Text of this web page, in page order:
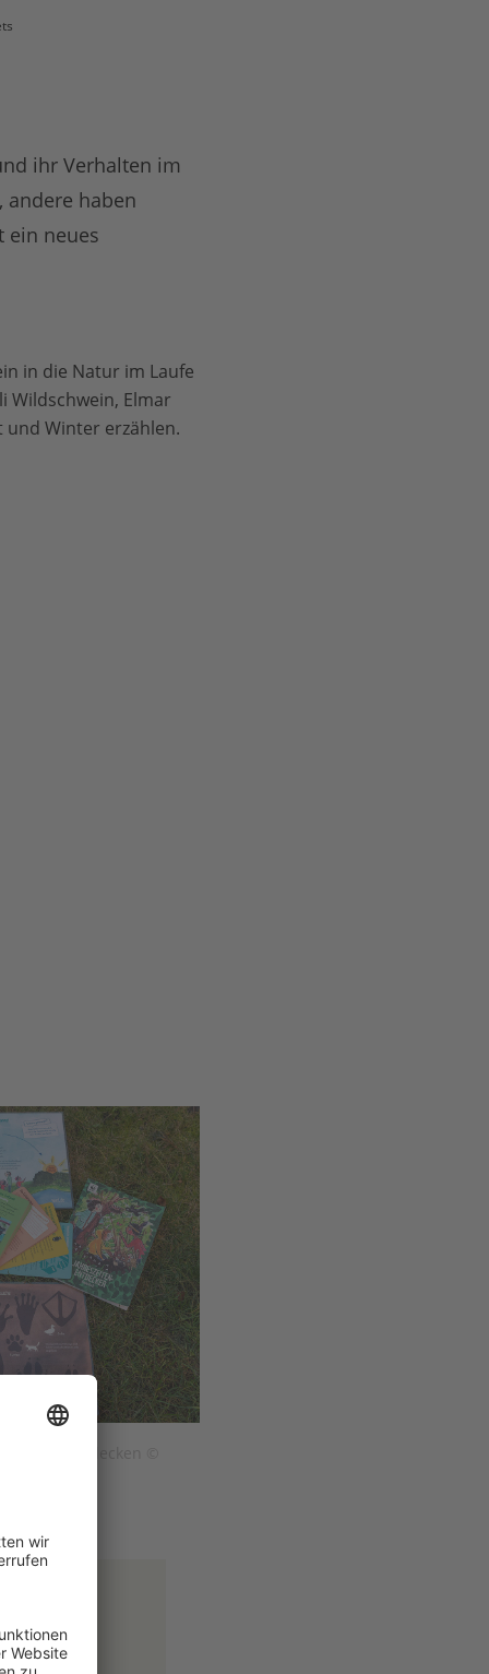
ihr Verhalten im
andere haben
ein neues
in die Natur im Laufe
Wildschwein, Elmar
und Winter erzählen.